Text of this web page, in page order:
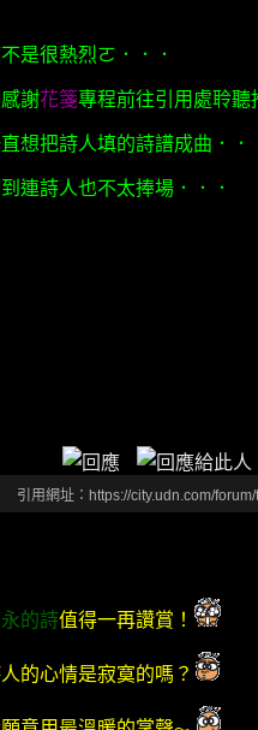
很熱烈ㄛ．．．
謝花箋專程前往引用處聆聽
把詩人填的詩譜成曲．．
詩人也不太捧場．．．
引用網址：https://city.udn.com/
的詩值得一再讚賞！
情是寂寞的嗎？